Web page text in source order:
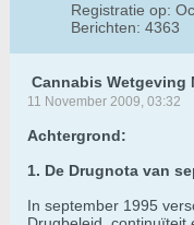
Registratie op:
Berichten: 4363
Cannabis Wetgeving
11 November 2009, 03:32
Achtergrond:
1. De Drugnota van
In september 1995